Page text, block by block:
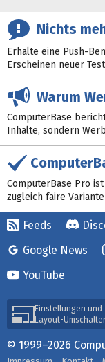
Nichts
Erhalte eine Push-
Erscheinen neuer
Warum
ComputerBase
Inhalte, sondern
ComputerBase Pro
zugleich faire
Feeds
Google News
YouTube
Einstellungen und
Layout-Umschalter
© 1999–2026